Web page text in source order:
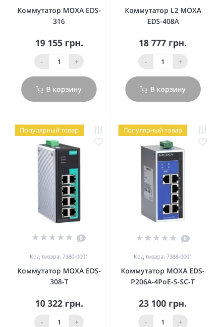
Коммутатор MOXA EDS-
316
19 155 грн.
- +
В корзину
Коммутатор L2 MOXA
EDS-408A
18 777 грн.
- +
В корзину
Популярный товар
0
Код товара: 7380-0001
Коммутатор MOXA EDS-
308-T
10 322 грн.
- +
Популярный товар
0
Код товара: 7388-0001
Коммутатор MOXA EDS-
P206A-4PoE-S-SC-T
23 100 грн.
- +